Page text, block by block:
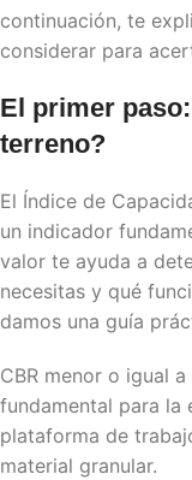
continuación, te
considerar para
El primer
terreno?
El Índice de
un indicador
valor te ayuda a
necesitas y qué
damos una guía
CBR menor o igual
fundamental para la
plataforma de
material granular.